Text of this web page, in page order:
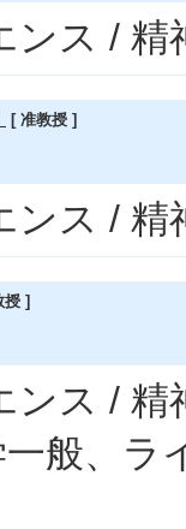
ンス / 精
[ 准教授 ]
ンス / 精
授 ]
ンス /
般、ラ